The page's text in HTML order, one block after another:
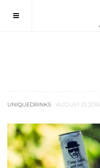
UNIQUEDRINKS AUGUST 21, 2016